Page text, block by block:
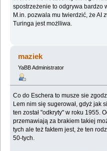
spostrzeżenie to odgrywa bardzo
M.in. pozwala mu twierdzić, że AI
Turinga jest możlliwa.
maziek
YaBB Administrator
Co do Eschera to musze sie
Lem nim się sugerował, gdyż jak
ten został "odkryty" w roku 1955.
przemawiają za brakiem takiej
tych ale też faktem jest, że ten
50-tych.